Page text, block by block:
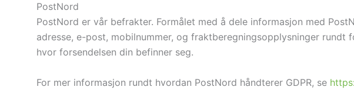
PostNord
PostNord er vår befrakter. Formålet med å dele informasjon med
adresse, e-post, mobilnummer, og fraktberegningsopplysninger
hvor forsendelsen din befinner seg.
For mer informasjon rundt hvordan PostNord håndterer GDPR, se